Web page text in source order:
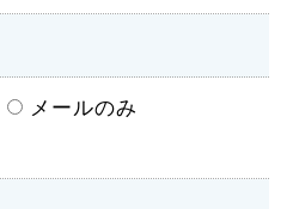
メールのみ